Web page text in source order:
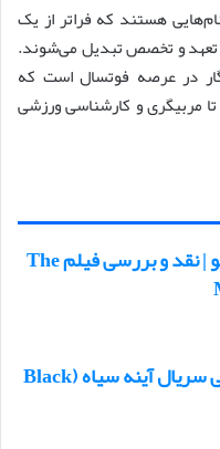
هستند که فراتر از یک
تعهد و تخصص تبدیل می‌شوند.
در عرصه فوتسال است که
مربیگری و کارشناسی ورزشی
نقد فیلم منو | نقد و بررسی فیلم The
نقد و بررسی سریال آینه سیاه (Black